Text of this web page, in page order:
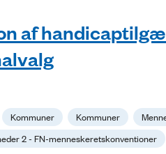
af
Kommuner Kommuner
2 - FN-menneskeretskonventioner